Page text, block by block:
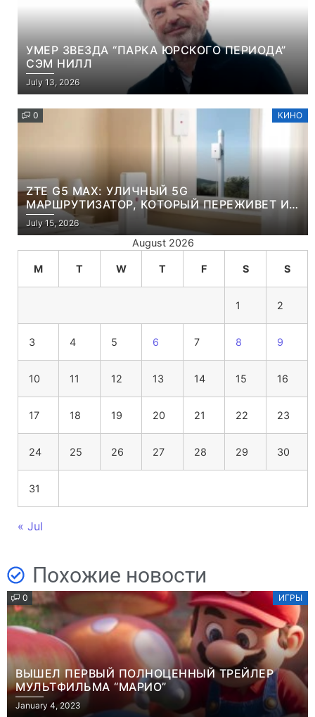
УМЕР ЗВЕЗДА “ПАРКА ЮРСКОГО ПЕРИОДА”
СЭМ НИЛЛ
July 13, 2026
0 КИНО
ZTE G5 MAX: УЛИЧНЫЙ 5G
МАРШРУТИЗАТОР, КОТОРЫЙ ПЕРЕЖИВЕТ И
ЛЮТУЮ ЗИМУ, И ЖАРКОЕ ЛЕТО
July 15, 2026
August 2026
M T W T F S S
1 2
3 4 5 6 7 8 9
10 11 12 13 14 15 16
17 18 19 20 21 22 23
24 25 26 27 28 29 30
31
« Jul
Похожие новости
0 ИГРЫ
ВЫШЕЛ ПЕРВЫЙ ПОЛНОЦЕННЫЙ ТРЕЙЛЕР
МУЛЬТФИЛЬМА “МАРИО”
January 4, 2023